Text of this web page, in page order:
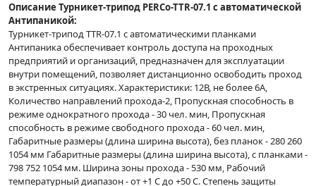
Описание Турникет-трипод PERCo-TTR-07.1 с автоматической
Антипаникой:
Турникет-трипод TTR-07.1 с автоматическими планками
Антипаника обеспечивает контроль доступа на проходных
предприятий и организаций, предназначен для эксплуатации
внутри помещений, позволяет дистанционно освободить проход
в экстренных ситуациях. Характеристики: 12В, не более 6А,
Количество направлений прохода-2, Пропускная способность в
режиме однократного прохода - 30 чел. мин, Пропускная
способность в режиме свободного прохода - 60 чел. мин,
Габаритные размеры (длина ширина высота), без планок - 280 260
1054 мм Габаритные размеры (длина ширина высота), с планками -
798 752 1054 мм. Ширина зоны прохода - 530 мм, Рабочий
температурный диапазон - от +1 C до +50 C. Степень защиты